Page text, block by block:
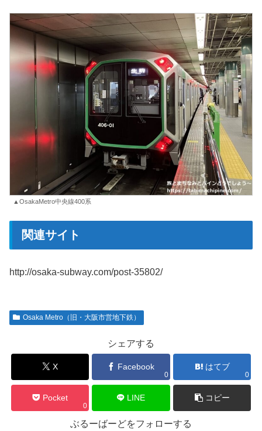
▲OsakaMetro中央線400系
関連サイト
http://osaka-subway.com/post-35802/
Osaka Metro（旧・大阪市営地下鉄）
シェアする
X Facebook
0
はてブ
0
Pocket
0
LINE コピー
ぶるーばーどをフォローする